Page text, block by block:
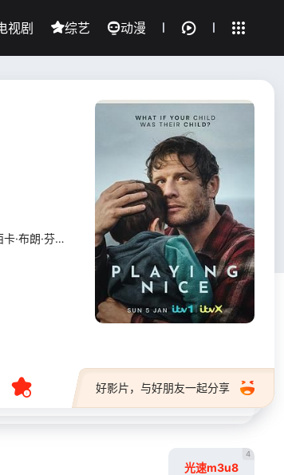
视剧 综艺 动漫全部影片
·布朗·芬德利
好影片，与好朋友一起分享
光速m3u8
4